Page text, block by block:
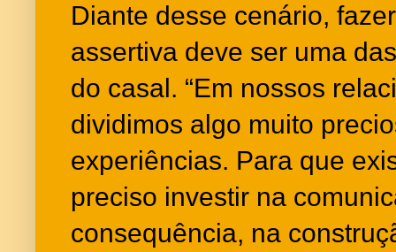
Diante desse cenário,
assertiva deve ser uma
do casal. “Em nossos
dividimos algo muito
experiências. Para que
preciso investir na
consequência, na